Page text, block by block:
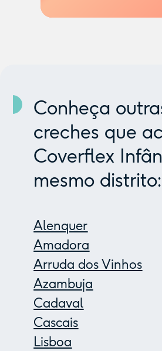
Conheça
creches que
Coverflex
mesmo distrito:
Alenquer
Amadora
Arruda dos Vinhos
Azambuja
Cadaval
Cascais
Lisboa